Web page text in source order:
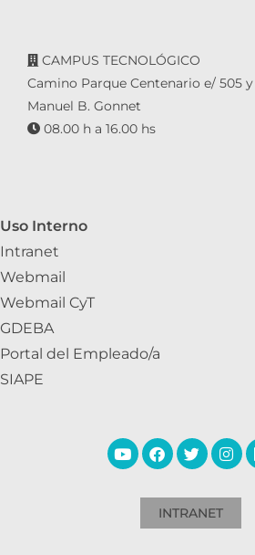
CAMPUS TECNOLÓGICO
Camino Parque Centenario e/ 505 y
Manuel B. Gonnet
08.00 h a 16.00 hs
Uso Interno
Intranet
Webmail
Webmail CyT
GDEBA
Portal del Empleado/a
SIAPE
INTRANET